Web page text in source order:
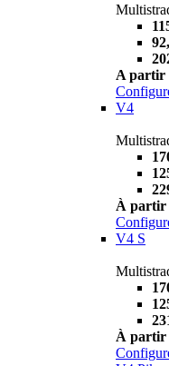
A partir
V4
À partir
V4 S
À partir